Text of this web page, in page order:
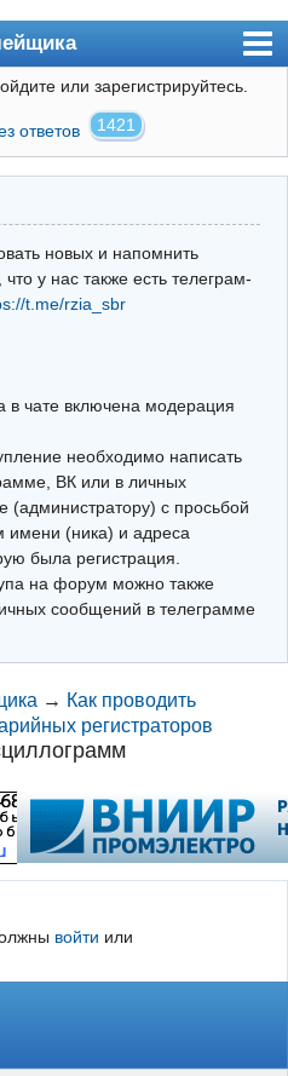
или зарегистрируйтесь.
ответов 1421
новых и напомнить
у нас также есть телеграм-
t.me/rzia_sbr
в чате включена модерация
необходимо написать
ВК или в личных
с просьбой
имени (ника) и адреса
была регистрация.
на форум можно также
сообщений в телеграмме
→ Как проводить
регистраторов
войти или